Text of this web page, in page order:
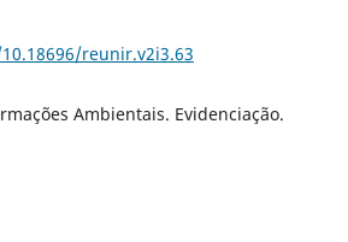
reunir.v2i3.63
Ambientais. Evidenciação.